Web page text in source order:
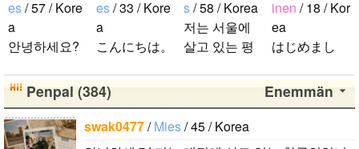
ません。 メ
ンバー全員が
大好きです
が、一番大好
きなのはジュ
ンヒョンで
す。 彼らの
es/ 57 / Kore
a
안녕하세요?
좋아하는 한
국인입니다.
서울에 살고
있고 여행시
es/ 33 / Kore
a
こんにちは。
れの韓国人で
す。 出身地
は済州島で
s/ 58 / Korea
저는 서울에
살고 있는 평
니다 일본의
비슷한 연령
의 친구들과
inen / 18 / Kor
ea
はじめまし
前はイナで
す。今日本語
tkdrj12/Mies
Enemmän
Penpal (384)
swak0477/Mies/ 45 / Korea